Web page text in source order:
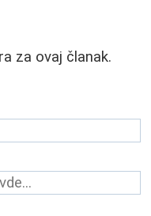
za ovaj članak.